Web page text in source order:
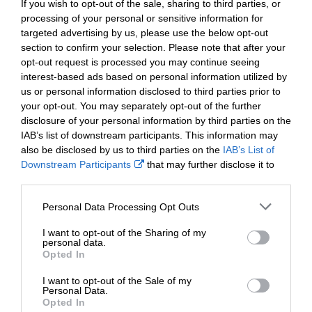
If you wish to opt-out of the sale, sharing to third parties, or
processing of your personal or sensitive information for
targeted advertising by us, please use the below opt-out
section to confirm your selection. Please note that after your
opt-out request is processed you may continue seeing
interest-based ads based on personal information utilized by
us or personal information disclosed to third parties prior to
your opt-out. You may separately opt-out of the further
disclosure of your personal information by third parties on the
IAB’s list of downstream participants. This information may
also be disclosed by us to third parties on the IAB’s List of
Downstream Participants
that may further disclose it to
Personal Data Processing Opt Outs
I want to opt-out of the Sharing of my
personal data.
Opted In
I want to opt-out of the Sale of my
Personal Data.
Opted In
Dywedodd Gareth Davies, Cadeirydd Partneriaeth Rhaglen
Treftadaeth Treflun Blaenafon: “Mae'n wych gweld yr
arddangosfa ddigidol hon, a chyfle i drigolion ac ymwelwyr
fwynhau ffrwyth barhaol a chwbl briodol y Rhaglen
Treftadaeth Treflun.
Meddai Andrew White, Cyfarwyddwr Cronfa Dreftadaeth y
Loteri Genedlaethol yng Nghymru: “Mae'r tapestri unigryw
hwn yn ddarn hyfryd sy’n ffordd wych o adrodd stori’n
weledol. Mae'n dathlu treftadaeth a gwir ysbryd
cymunedol Broad Street ac mae'n deyrnged wych a fydd
yn hybu ymdeimlad o falchder yn y lle am flynyddoedd i
ddod. Diolch i chwaraewyr y Loteri Genedlaethol, rydym
Blaenafon”
Bydd yr arddangosfa yn ddigwyddiad parhaol yng
Nghanolfan Treftadaeth y Byd Blaenafon a bydd ar agor i'r
cyhoedd o ddydd Mawrth 19 Mawrth.